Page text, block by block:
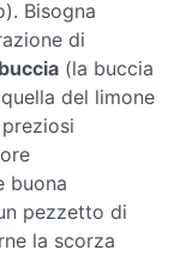
Bisogna
di
buccia (la buccia
del limone
buona
pezzetto di
la scorza